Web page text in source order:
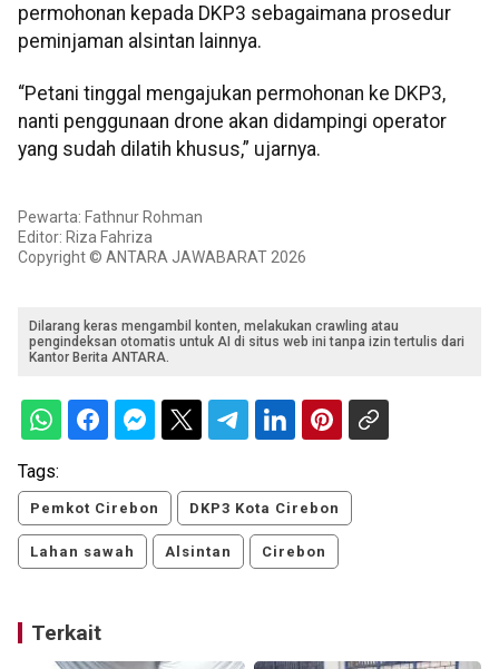
permohonan kepada DKP3 sebagaimana prosedur
peminjaman alsintan lainnya.
“Petani tinggal mengajukan permohonan ke DKP3,
nanti penggunaan drone akan didampingi operator
yang sudah dilatih khusus,” ujarnya.
Pewarta: Fathnur Rohman
Editor: Riza Fahriza
Copyright © ANTARA JAWABARAT 2026
Dilarang keras mengambil konten, melakukan crawling atau
pengindeksan otomatis untuk AI di situs web ini tanpa izin tertulis dari
Kantor Berita ANTARA.
Tags:
Pemkot Cirebon DKP3 Kota Cirebon
Lahan sawah Alsintan Cirebon
Terkait